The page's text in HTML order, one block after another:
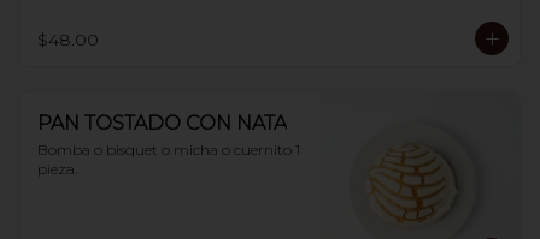
$48.00
PAN TOSTADO CON NATA
Bomba o bisquet o micha o cuernito 1
pieza.